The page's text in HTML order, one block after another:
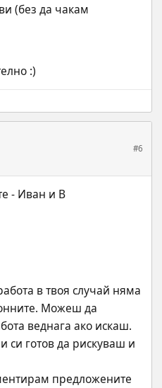
(без да чакам
:)
#6
в твоя случай няма
Можеш да
веднага ако искаш.
си готов да рискуваш и
предложените